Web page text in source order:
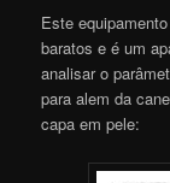
Este
baratos e é um
analisar o
para alem da
capa em pele: